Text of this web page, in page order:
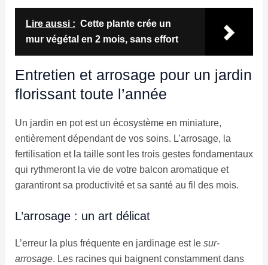
Lire aussi : Cette plante crée un
mur végétal en 2 mois, sans effort
Entretien et arrosage pour un jardin
florissant toute l’année
Un jardin en pot est un écosystème en miniature,
entièrement dépendant de vos soins. L’arrosage, la
fertilisation et la taille sont les trois gestes fondamentaux
qui rythmeront la vie de votre balcon aromatique et
garantiront sa productivité et sa santé au fil des mois.
L’arrosage : un art délicat
L’erreur la plus fréquente en jardinage est le sur-
arrosage. Les racines qui baignent constamment dans